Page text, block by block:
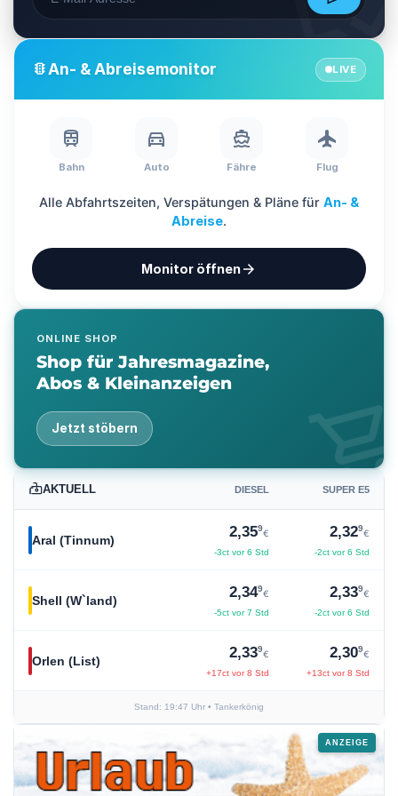
?
?
trafficAn- & Abreisemonitor LIVE
train
Bahn
directions_car
Auto
directions_boat
Fähre
flight
Flug
Alle Abfahrtszeiten, Verspätungen & Pläne für An- &
Abreise.
Monitor öffnenarrow_forward
ONLINE SHOP
Shop für Jahresmagazine,
Abos & Kleinanzeigen
Jetzt stöbern
AKTUELL DIESEL SUPER E5
Aral (Tinnum) 2,359
€
-3ct vor 6 Std
2,329
€
-2ct vor 6 Std
Shell (W`land) 2,349
€
-5ct vor 7 Std
2,339
€
-2ct vor 6 Std
Orlen (List) 2,339
€
+17ct vor 8 Std
2,309
€
+13ct vor 8 Std
Stand: 19:47 Uhr • Tankerkönig